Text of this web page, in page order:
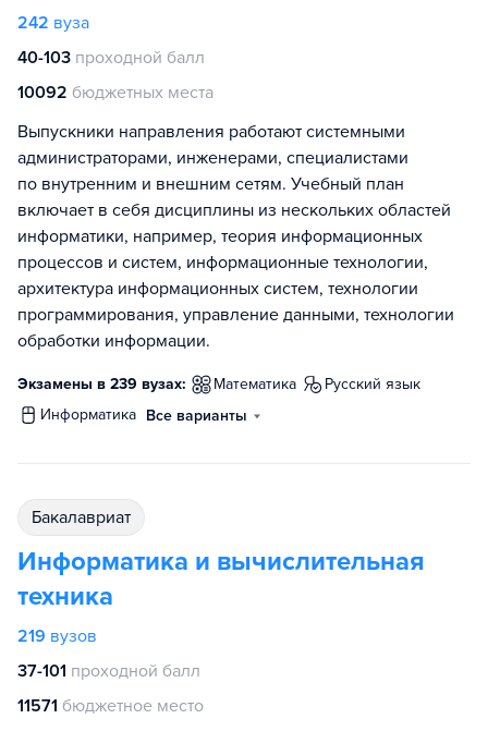
242 вуза
40-103 проходной балл
10092 бюджетных места
Выпускники направления работают системными
администраторами, инженерами, специалистами
по внутренним и внешним сетям. Учебный план
включает в себя дисциплины из нескольких областей
информатики, например, теория информационных
процессов и систем, информационные технологии,
архитектура информационных систем, технологии
программирования, управление данными, технологии
обработки информации.
Экзамены в 239 вузах: математика
русский язык
информатика Все варианты
бакалавриат
Информатика и вычислительная
техника
219 вузов
37-101 проходной балл
11571 бюджетное место